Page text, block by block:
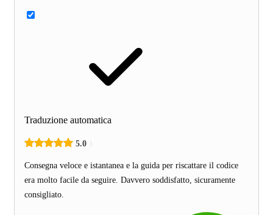
Traduzione automatica
5.0
Consegna veloce e istantanea e la guida per riscattare il codice
era molto facile da seguire. Davvero soddisfatto, sicuramente
consigliato.